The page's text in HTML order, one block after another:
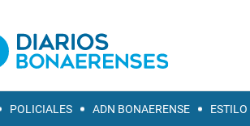
POLICIALES ADN BONAERENSE